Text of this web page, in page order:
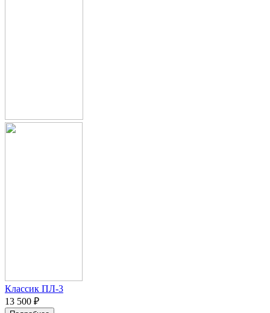
Классик ПЛ-3
13 500 ₽